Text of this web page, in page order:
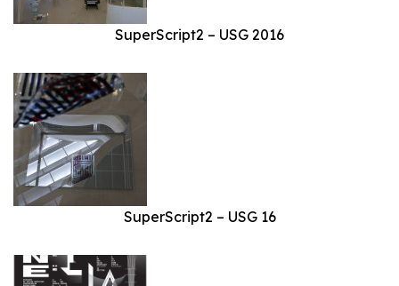
SuperScript2 – USG 2016
SuperScript2 – USG 16